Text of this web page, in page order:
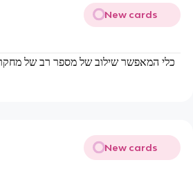
New cards
כלי המאפשר שילוב של מספר רב של
New cards